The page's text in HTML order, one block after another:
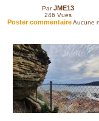
ParJME13
246 Vues
Poster commentaireAucune